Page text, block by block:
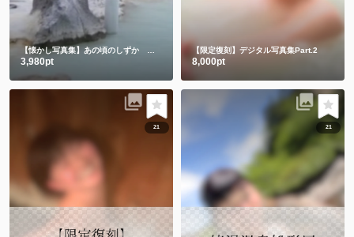
【懐かし写真集】あの頃のしずか 昔も今もみんなありがとう💕
3,980pt
【限定復刻】デジタル写真集Part.2
8,000pt
21 21